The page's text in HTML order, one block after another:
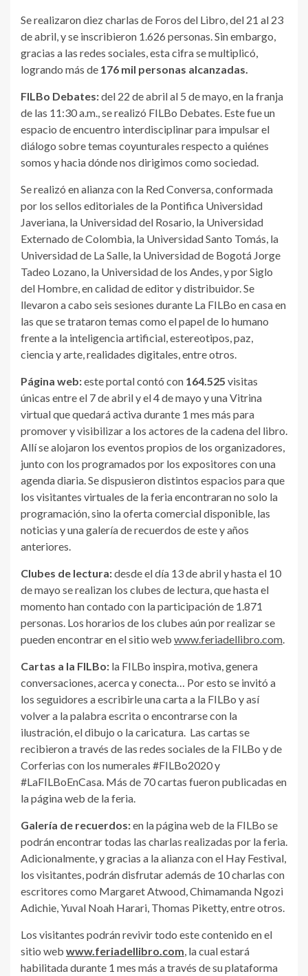
Se realizaron diez charlas de Foros del Libro, del 21 al 23
de abril, y se inscribieron 1.626 personas. Sin embargo,
gracias a las redes sociales, esta cifra se multiplicó,
logrando más de 176 mil personas alcanzadas.
FILBo Debates:del 22 de abril al 5 de mayo, en la franja
de las 11:30 a.m., se realizó FILBo Debates. Este fue un
espacio de encuentro interdisciplinar para impulsar el
diálogo sobre temas coyunturales respecto a quiénes
somos y hacia dónde nos dirigimos como sociedad.
Se realizó en alianza con la Red Conversa, conformada
por los sellos editoriales de la Pontifica Universidad
Javeriana, la Universidad del Rosario, la Universidad
Externado de Colombia, la Universidad Santo Tomás, la
Universidad de La Salle, la Universidad de Bogotá Jorge
Tadeo Lozano, la Universidad de los Andes, y por Siglo
del Hombre, en calidad de editor y distribuidor. Se
llevaron a cabo seis sesiones durante La FILBo en casa en
las que se trataron temas como el papel de lo humano
frente a la inteligencia artificial, estereotipos, paz,
ciencia y arte, realidades digitales, entre otros.
Página web:este portal contó con 164.525 visitas
únicas entre el 7 de abril y el 4 de mayo y una Vitrina
virtual que quedará activa durante 1 mes más para
promover y visibilizar a los actores de la cadena del libro.
Allí se alojaron los eventos propios de los organizadores,
junto con los programados por los expositores con una
agenda diaria. Se dispusieron distintos espacios para que
los visitantes virtuales de la feria encontraran no solo la
programación, sino la oferta comercial disponible, las
noticias y una galería de recuerdos de este y años
anteriores.
Clubes de lectura:desde el día 13 de abril y hasta el 10
de mayo se realizan los clubes de lectura, que hasta el
momento han contado con la participación de 1.871
personas. Los horarios de los clubes aún por realizar se
pueden encontrar en el sitio web www.feriadellibro.com
Cartas a la FILBo: la FILBo inspira, motiva, genera
conversaciones, acerca y conecta… Por esto se invitó a
los seguidores a escribirle una carta a la FILBo y así
volver a la palabra escrita o encontrarse con la
ilustración, el dibujo o la caricatura. Las cartas se
recibieron a través de las redes sociales de la FILBo y de
Corferias con los numerales #FILBo2020 y
#LaFILBoEnCasa. Más de 70 cartas fueron publicadas en
la página web de la feria.
Galería de recuerdos:en la página web de la FILBo se
podrán encontrar todas las charlas realizadas por la feria.
Adicionalmente, y gracias a la alianza con el Hay Festival,
los visitantes, podrán disfrutar además de 10 charlas con
escritores como Margaret Atwood, Chimamanda Ngozi
Adichie, Yuval Noah Harari, Thomas Piketty, entre otros.
Los visitantes podrán revivir todo este contenido en el
sitio web www.feriadellibro.com , la cual estará
habilitada durante 1 mes más a través de su plataforma